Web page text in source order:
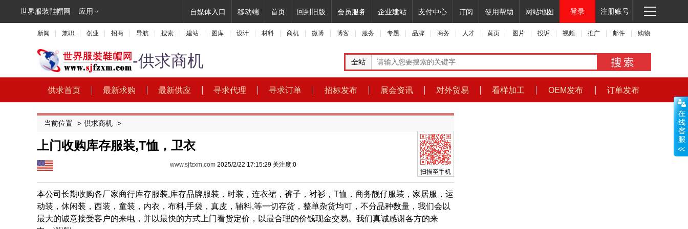
世界服装鞋帽网 应用 登录 注册账号
自媒体入口 移动端 首页 回到旧版 会员服务 企业建站 支付中心 订阅 使用帮助 网站地图
新闻 兼职 创业 招商 导航 搜索 建站 图库 设计 材料 商机 微博 博客 服务 专题 品牌 商务 人才 黄页 图片 投诉 视频 推广 邮件 购物
-供求商机 全站
供求首页 最新求购 最新供应 寻求代理 寻求订单 招标发布 展会资讯 对外贸易 看样加工 OEM发布 订单发布
当前位置 > 供求商机 >
上门收购库存服装,T恤，卫衣
www.sjfzxm.com 2025/2/22 17:15:29 关注度:0
扫描至手机
本公司长期收购各厂家商行库存服装,库存品牌服装，时装，连衣裙，裤子，衬衫，T恤，商务靓仔服装，家居服，运
动装，休闲装，西装，童装，内衣，布料,手袋，真皮，辅料,等一切存货，整单杂货均可，不分品种数量，我们会以
最大的诚意接受客户的来电，并以最快的方式上门看货定价，以最合理的价钱现金交易。我们真诚感谢各方的来